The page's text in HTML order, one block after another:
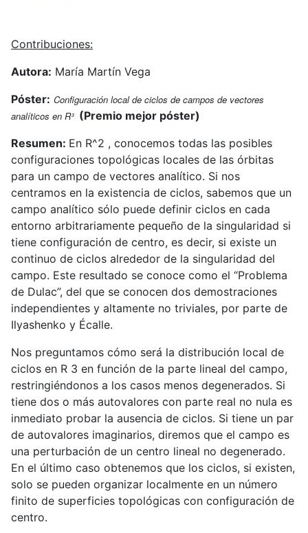
Contribuciones:
Autora: María Martín Vega
Póster: Configuración local de ciclos de campos de vectores
analíticos en R³ (Premio mejor póster)
Resumen: En R^2 , conocemos todas las posibles
configuraciones topológicas locales de las órbitas
para un campo de vectores analítico. Si nos
centramos en la existencia de ciclos, sabemos que un
campo analítico sólo puede definir ciclos en cada
entorno arbitrariamente pequeño de la singularidad si
tiene configuración de centro, es decir, si existe un
continuo de ciclos alrededor de la singularidad del
campo. Este resultado se conoce como el “Problema
de Dulac”, del que se conocen dos demostraciones
independientes y altamente no triviales, por parte de
Ilyashenko y Écalle.
Nos preguntamos cómo será la distribución local de
ciclos en R 3 en función de la parte lineal del campo,
restringiéndonos a los casos menos degenerados. Si
tiene dos o más autovalores con parte real no nula es
inmediato probar la ausencia de ciclos. Si tiene un par
de autovalores imaginarios, diremos que el campo es
una perturbación de un centro lineal no degenerado.
En el último caso obtenemos que los ciclos, si existen,
solo se pueden organizar localmente en un número
finito de superficies topológicas con configuración de
centro.